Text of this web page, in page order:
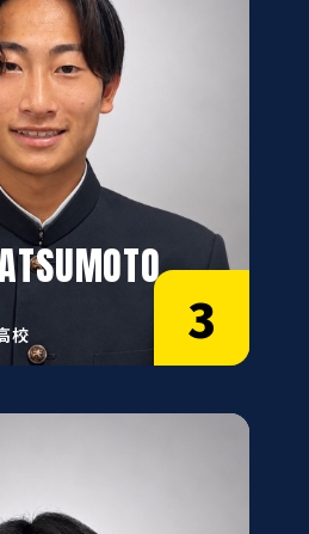
3
校